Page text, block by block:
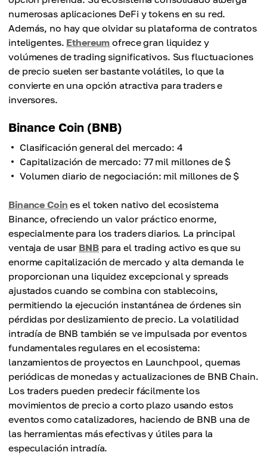
numerosas aplicaciones DeFi y tokens en su red.
Además, no hay que olvidar su plataforma de contratos
inteligentes. Ethereum ofrece gran liquidez y
volúmenes de trading significativos. Sus fluctuaciones
de precio suelen ser bastante volátiles, lo que la
convierte en una opción atractiva para traders e
inversores.
Binance Coin (BNB)
Clasificación general del mercado: 4
Capitalización de mercado: 77 mil millones de $
Volumen diario de negociación: mil millones de $
Binance Coin es el token nativo del ecosistema
Binance, ofreciendo un valor práctico enorme,
especialmente para los traders diarios. La principal
ventaja de usar BNBpara el trading activo es que su
enorme capitalización de mercado y alta demanda le
proporcionan una liquidez excepcional y spreads
ajustados cuando se combina con stablecoins,
permitiendo la ejecución instantánea de órdenes sin
pérdidas por deslizamiento de precio. La volatilidad
intradía de BNB también se ve impulsada por eventos
fundamentales regulares en el ecosistema:
lanzamientos de proyectos en Launchpool, quemas
periódicas de monedas y actualizaciones de BNB Chain.
Los traders pueden predecir fácilmente los
movimientos de precio a corto plazo usando estos
eventos como catalizadores, haciendo de BNB una de
las herramientas más efectivas y útiles para la
especulación intradía.